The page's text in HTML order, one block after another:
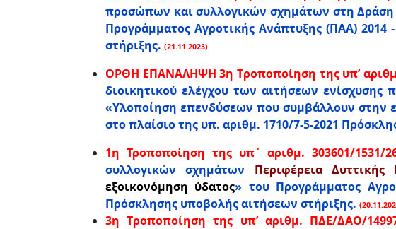
προσώπων και συλλογικών σχημάτων στη
Προγράμματος Αγροτικής Ανάπτυξης (ΠΑΑ)
στήριξης. (21.11.2023)
ΟΡΘΗ ΕΠΑΝΑΛΗΨΗ 3η Tροποποίηση της υπ’
διοικητικού ελέγχου των αιτήσεων
«Υλοποίηση επενδύσεων που συμβάλλουν στην
στο πλαίσιο της υπ. αριθμ. 1710/7-5-2021
1η Τροποποίηση της υπ΄ αριθμ. 303601/1531/
συλλογικών σχημάτων Περιφέρεια Δυττικής
εξοικονόμηση ύδατος» του Προγράμματος
Πρόσκλησης υποβολής αιτήσεων στήριξης.
3η Tροποποίηση της υπ’ αριθμ. ΠΔΕ/ΔΑΟ/